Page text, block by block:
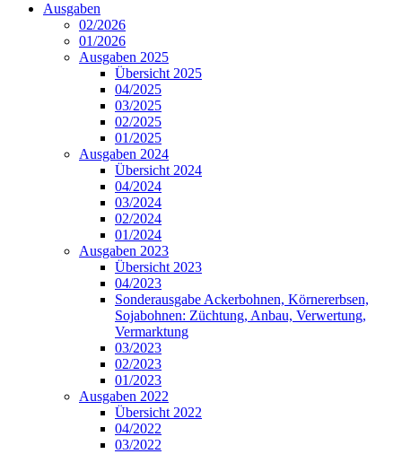
Ausgaben
02/2026
01/2026
Ausgaben 2025
Übersicht 2025
04/2025
03/2025
02/2025
01/2025
Ausgaben 2024
Übersicht 2024
04/2024
03/2024
02/2024
01/2024
Ausgaben 2023
Übersicht 2023
04/2023
Sonderausgabe Ackerbohnen, Körnererbsen,
Sojabohnen: Züchtung, Anbau, Verwertung,
Vermarktung
03/2023
02/2023
01/2023
Ausgaben 2022
Übersicht 2022
04/2022
03/2022